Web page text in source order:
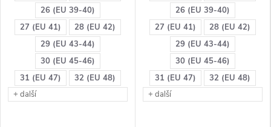
26 (EU 39-40)
27 (EU 41)
28 (EU 42)
29 (EU 43-44)
30 (EU 45-46)
31 (EU 47)
32 (EU 48)
+ další
26 (EU 39-40)
27 (EU 41)
28 (EU 42)
29 (EU 43-44)
30 (EU 45-46)
31 (EU 47)
32 (EU 48)
+ další